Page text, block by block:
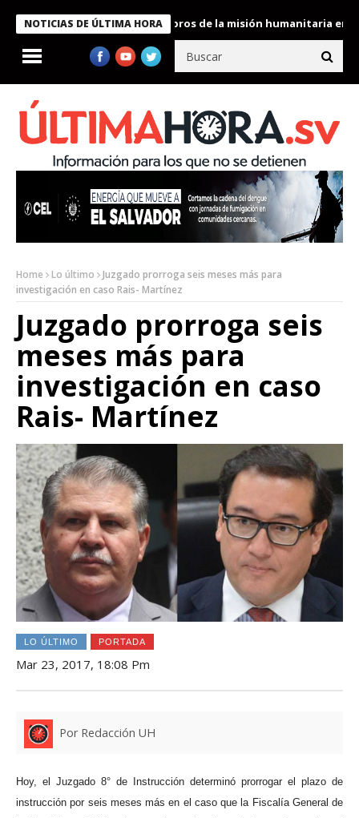
NOTICIAS DE ÚLTIMA HORA
Bukele condecora a miembros de la misión humanitaria enviada
Home Lo último
Juzgado prorroga seis meses más para
investigación en caso Rais- Martínez
Juzgado prorroga seis
meses más para
investigación en caso
Rais- Martínez
LO ÚLTIMO PORTADA
Mar 23, 2017, 18:08 Pm
Por Redacción UH
Hoy, el Juzgado 8° de Instrucción determinó prorrogar el plazo de
instrucción por seis meses más en el caso que la Fiscalía General de